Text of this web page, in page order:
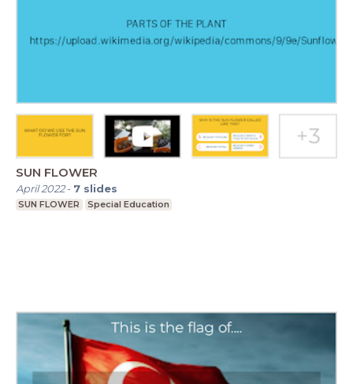
SUN FLOWER
April 2022- 7 slides
SUN FLOWER Special Education